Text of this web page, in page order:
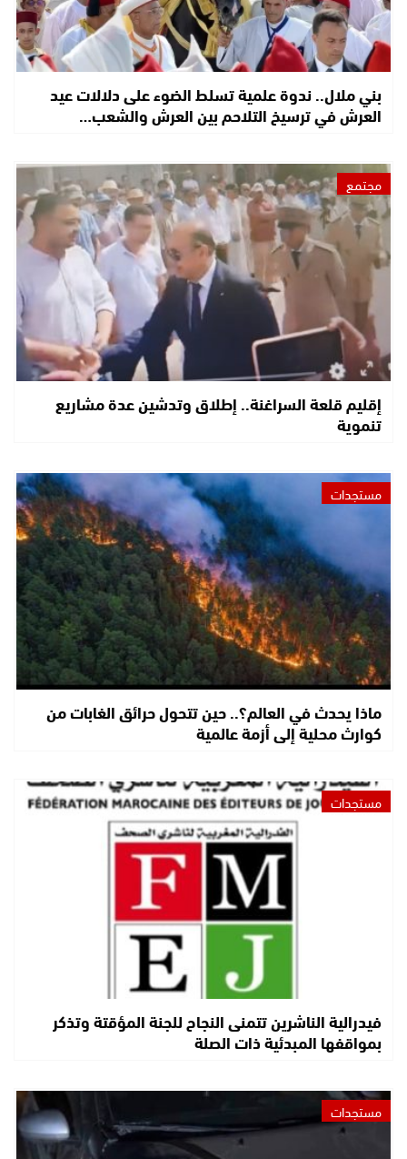
بني ملال.. ندوة علمية تسلط الضوء على دلالات عيد
العرش في ترسيخ التلاحم بين العرش والشعب…
مجتمع
إقليم قلعة السراغنة.. إطلاق وتدشين عدة مشاريع
تنموية
مستجدات
ماذا يحدث في العالم؟.. حين تتحول حرائق الغابات من
كوارث محلية إلى أزمة عالمية
مستجدات
فيدرالية الناشرين تتمنى النجاح للجنة المؤقتة وتذكر
بمواقفها المبدئية ذات الصلة
مستجدات